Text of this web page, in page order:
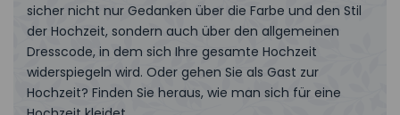
sicher nicht nur Gedanken über die Farbe und den Stil
der Hochzeit, sondern auch über den allgemeinen
Dresscode, in dem sich Ihre gesamte Hochzeit
widerspiegeln wird. Oder gehen Sie als Gast zur
Hochzeit? Finden Sie heraus, wie man sich für eine